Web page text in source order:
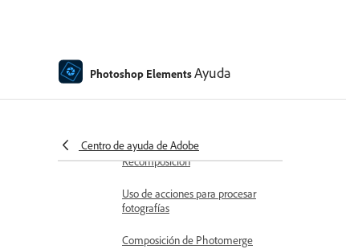
Photoshop ElementsAyuda
Centro de ayuda de Adobe
Transformación
Recomposición
Uso de acciones para procesar
fotografías
Composición de Photomerge